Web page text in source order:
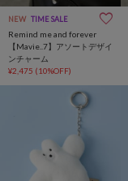
NEW TIME SALE
Remind me and forever
【Mavie..7】アソートデザイ
ンチャーム
¥2,475 (10%OFF)